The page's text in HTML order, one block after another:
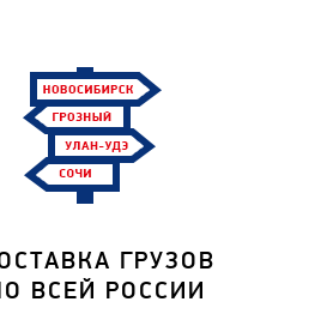
ГРУЗОВ
ВСЕЙ РОССИИ